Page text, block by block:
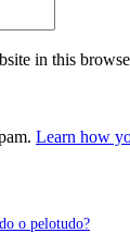
in this
Learn how
o pelotudo?